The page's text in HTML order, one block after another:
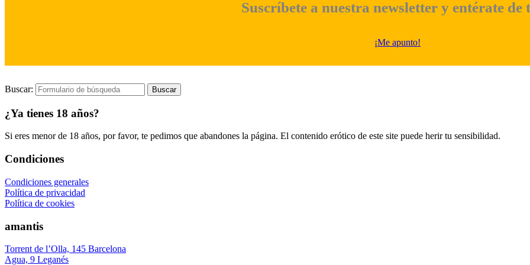
Suscríbete a nuestra newsletter y entérate de
¡Me apunto!
Buscar:
¿Ya tienes 18 años?
Si eres menor de 18 años, por favor, te pedimos que abandones la página. El contenido erótico de este site puede herir tu sensibilidad.
Condiciones
Condiciones generales
Política de privacidad
Política de cookies
amantis
Torrent de l’Olla, 145 Barcelona
Agua, 9 Leganés